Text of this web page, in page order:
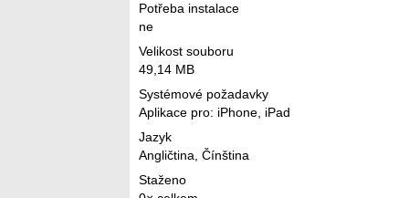
Potřeba instalace
ne
Velikost souboru
49,14 MB
Systémové požadavky
Aplikace pro: iPhone, iPad
Jazyk
Angličtina Čínština
Staženo